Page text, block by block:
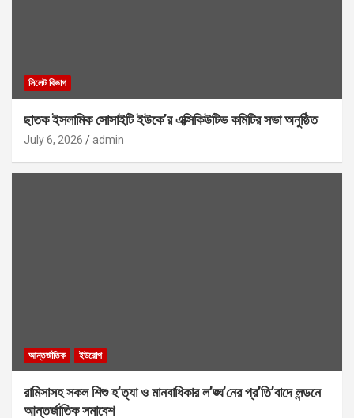
সিলেট বিভাগ
ছাতক ইসলামিক সোসাইটি ইউকে’র এক্সিকিউটিভ কমিটির সভা অনুষ্ঠিত
July 6, 2026 admin
আন্তর্জাতিক ইউরোপ
রামিসাসহ সকল শিশু হ’ত্যা ও মানবাধিকার ল’ঙ্ঘ’নের প্র’তি’বাদে লন্ডনে
আন্তর্জাতিক সমাবেশ